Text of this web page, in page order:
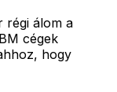
régi álom a
cégek
hogy